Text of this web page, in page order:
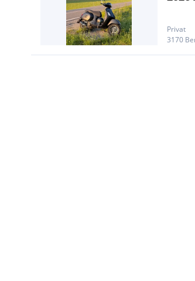
Privat
3170